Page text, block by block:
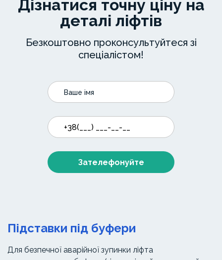
Дізнатися точну ціну на
деталі ліфтів
Безкоштовно проконсультуйтеся зі
спеціалістом!
Зателефонуйте
Підставки під буфери
Для безпечної аварійної зупинки ліфта